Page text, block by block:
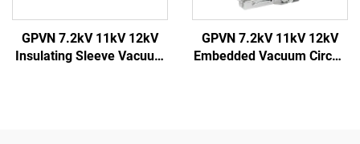
GPVN 7.2kV 11kV 12kV
Insulating Sleeve Vacuum
GPVN 7.2kV 11kV 12kV
Embedded Vacuum Circuit